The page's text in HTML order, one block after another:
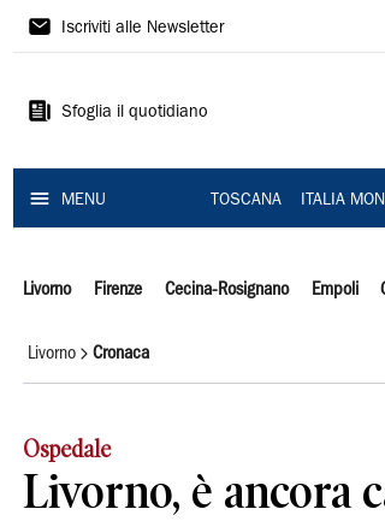
Il
Iscriviti alle Newsletter
Sfoglia il quotidiano
MENU TOSCANA ITALIA
Livorno Firenze Cecina-Rosignano Empoli
Livorno Cronaca
Ospedale
Livorno, è ancora